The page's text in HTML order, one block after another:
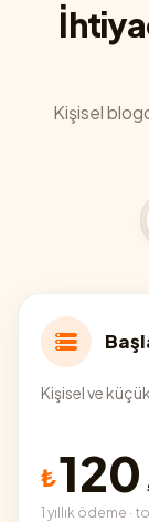
Kişisel
Kişisel ve
₺120
1 yıllık ödeme ·